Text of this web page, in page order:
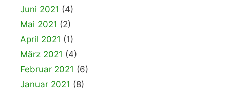
Juni 2021 (4)
Mai 2021 (2)
April 2021 (1)
März 2021 (4)
Februar 2021 (6)
Januar 2021 (8)